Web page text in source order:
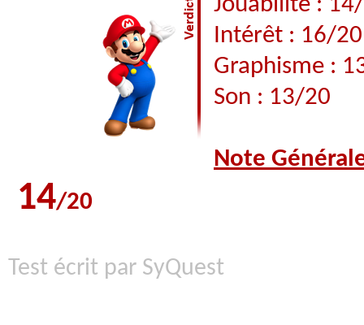
Jouabilité :
Intérêt : 16/20
Graphisme :
Son : 13/20
Note
14/20
Test écrit par SyQuest